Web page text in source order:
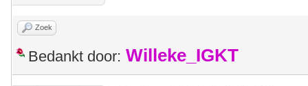
Zoek
Bedankt door: Willeke_IGKT